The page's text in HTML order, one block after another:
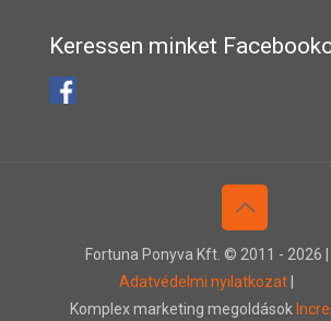
Keressen minket
Fortuna Ponyva Kft. © 2011 - 2026 |
Adatvédelmi nyilatkozat
Komplex marketing megoldások